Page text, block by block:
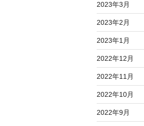
2023年3月
2023年2月
2023年1月
2022年12月
2022年11月
2022年10月
2022年9月